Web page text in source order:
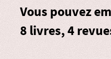
Vous pouvez
8 livres, 4